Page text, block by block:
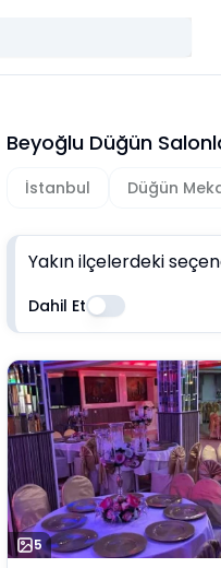
Beyoğlu Düğün
İstanbul
Düğün
Yakın ilçelerdeki
Dahil Et
5